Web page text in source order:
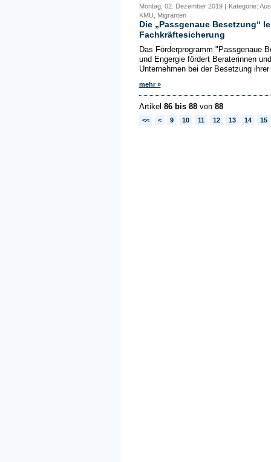
Montag, 02. Dezember 2019 | Kategorie:
KMU, Migranten
Die „Passgenaue Besetzung“
Fachkräftesicherung
Das Förderprogramm "Passgenaue
und Engergie fördert Beraterinnen
Unternehmen bei der Besetzung
mehr »
Artikel 86 bis 88von 88
<< < 9 10 11 12 13 14 15